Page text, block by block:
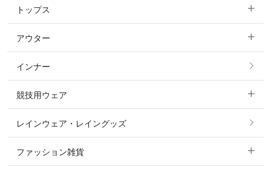
すべてのキュロット
フルグリップ・尻革 キュロット
ニーグリップ・膝革 キュロット
トップス
すべてのトップス
ポロシャツ
カットソー・Tシャツ・タンクトップ
パーカー・トレーナー・スウェット
アウター
すべてのアウター
コート
ジャケット・ブルゾン
インナー
競技用ウェア
すべての競技用ウェア
ショージャケット
レインウェア・レイングッズ
ファッション雑貨